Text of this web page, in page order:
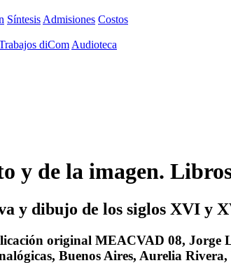
Síntesis Admisiones Costos
diCom Audioteca
y de la imagen.
y dibujo de los siglos XVI y
original MEACVAD 08, Jorge
Buenos Aires, Aurelia